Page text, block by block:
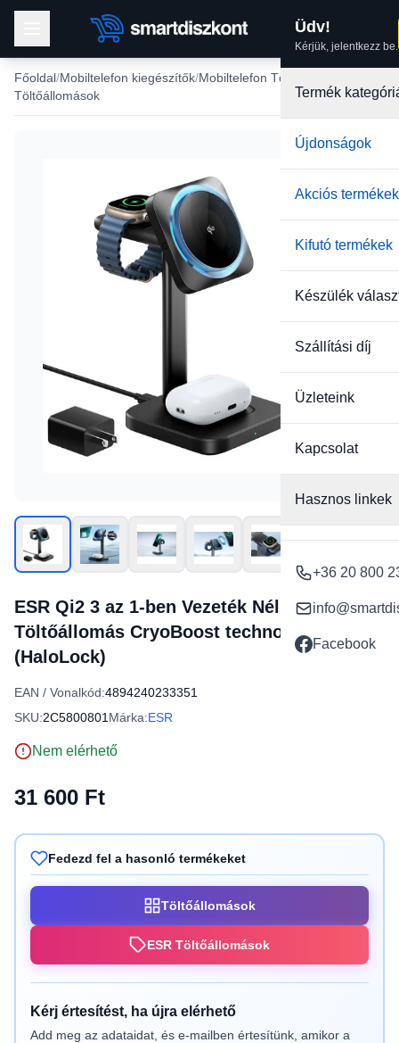
Üdv!
Kérjük, jelentkezz be.
Termék
Újdonságok
Akciós termékek
Kifutó termékek
Készülék
Szállítási díj
Üzleteink
Kapcsolat
Hasznos linkek
+36 20 800
Facebook
Főoldal Mobiltelefon kiegészítők Mobiltelefon Töltők
Töltőállomások
ESR Qi2 3 az 1-ben Vezeték Nélküli
Töltőállomás CryoBoost technológiával
(HaloLock)
EAN / Vonalkód:4894240233351
SKU:2C5800801 Márka:ESR
Nem elérhető
31 600 Ft
Fedezd fel a hasonló termékeket
Töltőállomások
ESR Töltőállomások
Kérj értesítést, ha újra elérhető
Add meg az adataidat, és e-mailben értesítünk, amikor a